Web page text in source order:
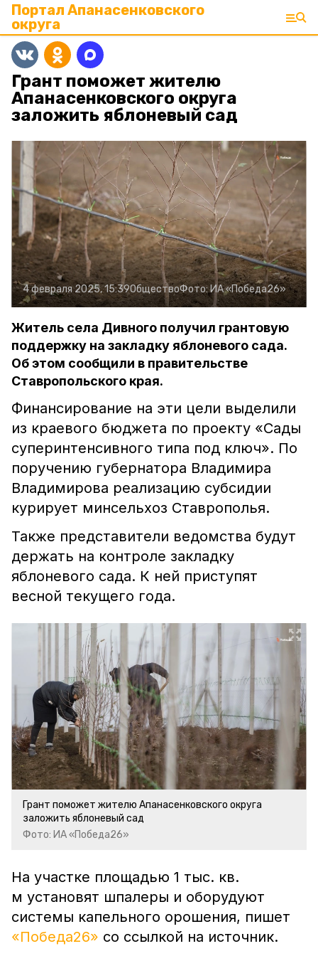
Портал Апанасенковского
округа
Грант поможет жителю
Апанасенковского округа
заложить яблоневый сад
4 февраля 2025, 15:39ОбществоФото:ИА «Победа26»
Житель села Дивного получил грантовую
поддержку на закладку яблоневого сада.
Об этом сообщили в правительстве
Ставропольского края.
Финансирование на эти цели выделили
из краевого бюджета по проекту «Сады
суперинтенсивного типа под ключ». По
поручению губернатора Владимира
Владимирова реализацию субсидии
курирует минсельхоз Ставрополья.
Также представители ведомства будут
держать на контроле закладку
яблоневого сада. К ней приступят
весной текущего года.
Грант поможет жителю Апанасенковского округа
заложить яблоневый сад
Фото: ИА «Победа26»
На участке площадью 1 тыс. кв.
м установят шпалеры и оборудуют
системы капельного орошения, пишет
«Победа26» со ссылкой на источник.